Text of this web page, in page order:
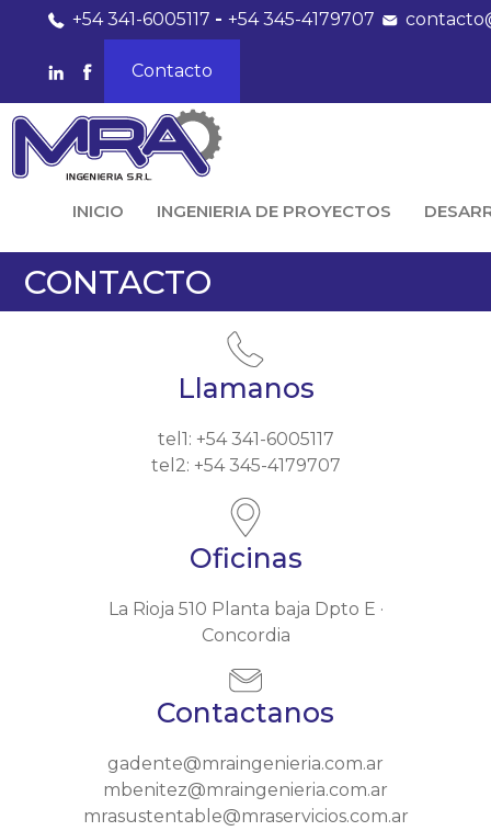
+54 341-6005117 -+54 345-4179707
Contacto
INICIO INGENIERIA DE PROYECTOS
CONTACTO
Llamanos
tel1: +54 341-6005117
tel2: +54 345-4179707
Oficinas
La Rioja 510 Planta baja Dpto E ·
Concordia
Contactanos
gadente@mraingenieria.com.ar
mbenitez@mraingenieria.com.ar
mrasustentable@mraservicios.com.ar